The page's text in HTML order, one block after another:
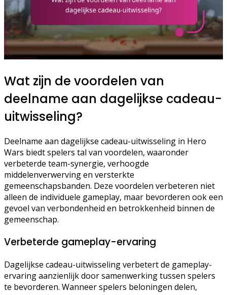
Wat zijn de voordelen van
deelname aan dagelijkse cadeau-
uitwisseling?
Deelname aan dagelijkse cadeau-uitwisseling in Hero
Wars biedt spelers tal van voordelen, waaronder
verbeterde team-synergie, verhoogde
middelenverwerving en versterkte
gemeenschapsbanden. Deze voordelen verbeteren niet
alleen de individuele gameplay, maar bevorderen ook een
gevoel van verbondenheid en betrokkenheid binnen de
gemeenschap.
Verbeterde gameplay-ervaring
Dagelijkse cadeau-uitwisseling verbetert de gameplay-
ervaring aanzienlijk door samenwerking tussen spelers
te bevorderen. Wanneer spelers beloningen delen,